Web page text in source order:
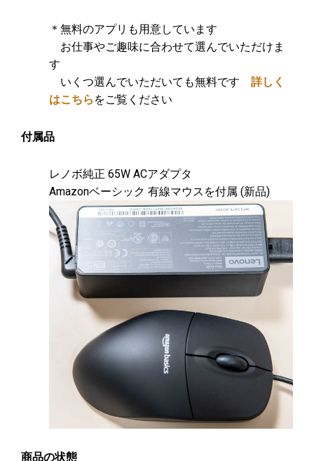
＊無料のアプリも用意しています
お仕事やご趣味に合わせて選んでいただけま
す
いくつ選んでいただいても無料です 詳しく
はこちら をご覧ください
付属品
レノボ純正 65W ACアダプタ
Amazonベーシック 有線マウスを付属 (新品)
商品の状態